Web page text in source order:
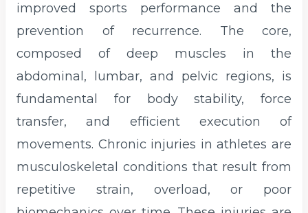
improved sports performance and the
prevention of recurrence. The core,
composed of deep muscles in the
abdominal, lumbar, and pelvic regions, is
fundamental for body stability, force
transfer, and efficient execution of
movements. Chronic injuries in athletes are
musculoskeletal conditions that result from
repetitive strain, overload, or poor